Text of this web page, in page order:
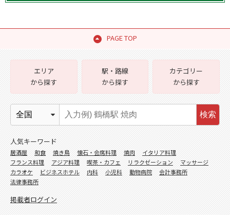
PAGE TOP
エリア
から探す
駅・路線
から探す
カテゴリー
から探す
検索
人気キーワード
居酒屋 和食 焼き鳥 懐石・会席料理 焼肉
イタリア料理
フランス料理
アジア料理 喫茶・カフェ リラクゼーション
マッサージ
カラオケ
ビジネスホテル 内科 小児科 動物病院
会計事務所
法律事務所
掲載者ログイン